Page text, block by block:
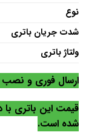
نوع
شدت جریان باتری
ولتاژ باتری
ارسال فوری و نصب
قیمت این باتری
شده است.